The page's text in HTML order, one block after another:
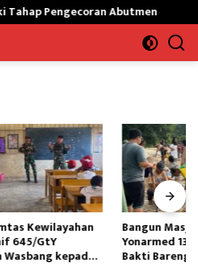
Abutmen
Bangun Masjid,Satgas
Yonarmed 13/Nanggala Kerja
Bakti Bareng Warga Senaning